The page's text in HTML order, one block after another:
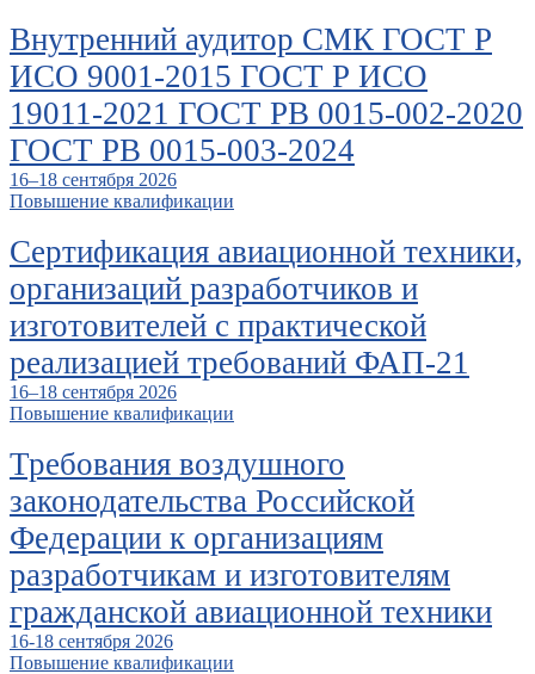
Внутренний аудитор СМК ГОСТ Р
ИСО 9001-2015 ГОСТ Р ИСО
19011-2021 ГОСТ РВ 0015-002-2020
ГОСТ РВ 0015-003-2024
16–18 сентября 2026
Повышение квалификации
Сертификация авиационной техники,
организаций разработчиков и
изготовителей с практической
реализацией требований ФАП-21
16–18 сентября 2026
Повышение квалификации
Требования воздушного
законодательства Российской
Федерации к организациям
разработчикам и изготовителям
гражданской авиационной техники
16-18 сентября 2026
Повышение квалификации